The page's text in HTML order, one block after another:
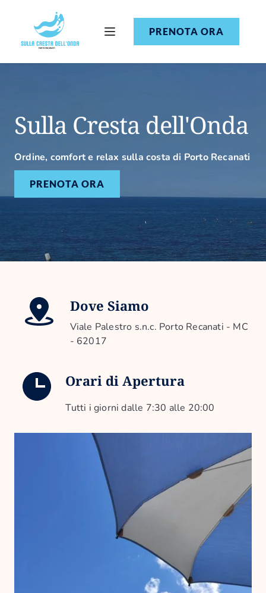
PRENOTA ORA
Sulla Cresta dell'Onda
Ordine, comfort e relax sulla costa di Porto Recanati
PRENOTA ORA
Dove Siamo
Viale Palestro s.n.c. Porto Recanati - MC
- 62017
Orari di Apertura
Tutti i giorni dalle 7:30 alle 20:00